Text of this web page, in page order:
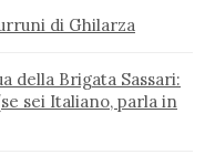
di Ghilarza
della Brigata Sassari:
sei Italiano, parla in